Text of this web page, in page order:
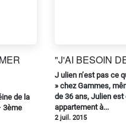
de la
3ème
"J'AI BESOIN
J ulien n’est pas ce
» chez Gammes,
de 36 ans, Julien
appartement à...
2 juil. 2015